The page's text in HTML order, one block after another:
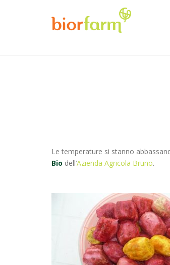
Le temperature si stanno
Bio dell’Azienda Agricola Bruno.